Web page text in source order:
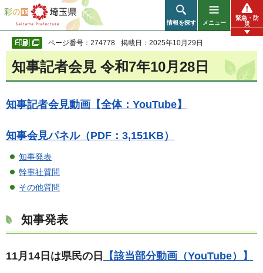
彩の国 埼玉県
情報を探す メニュー
緊急・防
災
ページ番号：274778 掲載日：2025年10月29日
知事記者会見 令和7年10月28日
知事記者会見動画【全体：YouTube】
知事会見パネル（PDF：3,151KB）
知事発表
幹事社質問
その他質問
知事発表
11月14日は県民の日 【該当部分動画（YouTube）】